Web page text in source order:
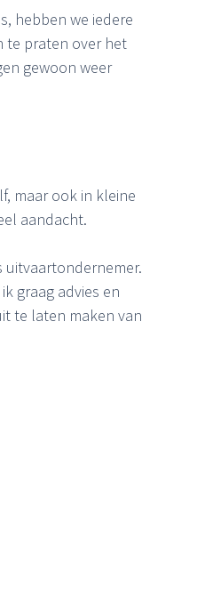
hebben we iedere
te praten over het
gewoon weer
maar ook in kleine
aandacht.
uitvaartondernemer.
graag advies en
te laten maken van